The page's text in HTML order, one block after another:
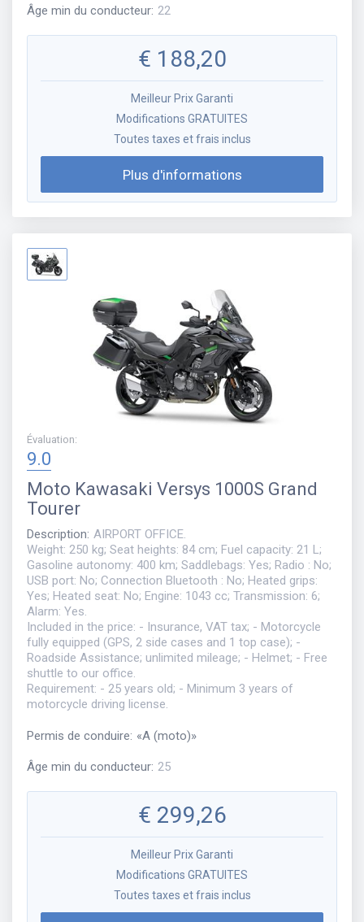
Âge min du conducteur: 22
€ 188,20
Meilleur Prix Garanti
Modifications GRATUITES
Toutes taxes et frais inclus
Plus d'informations
Évaluation:
9.0
Moto Kawasaki Versys 1000S Grand
Tourer
Description: AIRPORT OFFICE.
Weight: 250 kg; Seat heights: 84 cm; Fuel capacity: 21 L;
Gasoline autonomy: 400 km; Saddlebags: Yes; Radio : No;
USB port: No; Connection Bluetooth : No; Heated grips:
Yes; Heated seat: No; Engine: 1043 cc; Transmission: 6;
Alarm: Yes.
Included in the price: - Insurance, VAT tax; - Motorcycle
fully equipped (GPS, 2 side cases and 1 top case); -
Roadside Assistance; unlimited mileage; - Helmet; - Free
shuttle to our office.
Requirement: - 25 years old; - Minimum 3 years of
motorcycle driving license.
Permis de conduire: «A (moto)»
Âge min du conducteur: 25
€ 299,26
Meilleur Prix Garanti
Modifications GRATUITES
Toutes taxes et frais inclus